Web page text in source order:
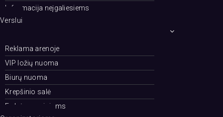
Informacija neįgaliesiems
Verslui
Reklama arenoje
VIP ložių nuoma
Biurų nuoma
Krepšinio salė
Erdvės renginiams